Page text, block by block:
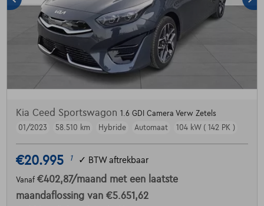
Kia Ceed Sportswagon 1.6 GDI Camera Verw Zetels
01/2023
58.510 km Hybride Automaat 104 kW ( 142 PK )
€20.995 1 ✓ BTW aftrekbaar
Vanaf €402,87/maand met een laatste
maandaflossing van €5.651,62